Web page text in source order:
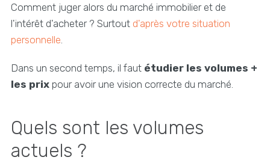
Comment juger alors du marché immobilier et de
l'intérêt d'acheter ? Surtout d'après votre situation
personnelle
Dans un second temps, il faut étudier les volumes +
les prixpour avoir une vision correcte du marché.
Quels sont les volumes
actuels ?